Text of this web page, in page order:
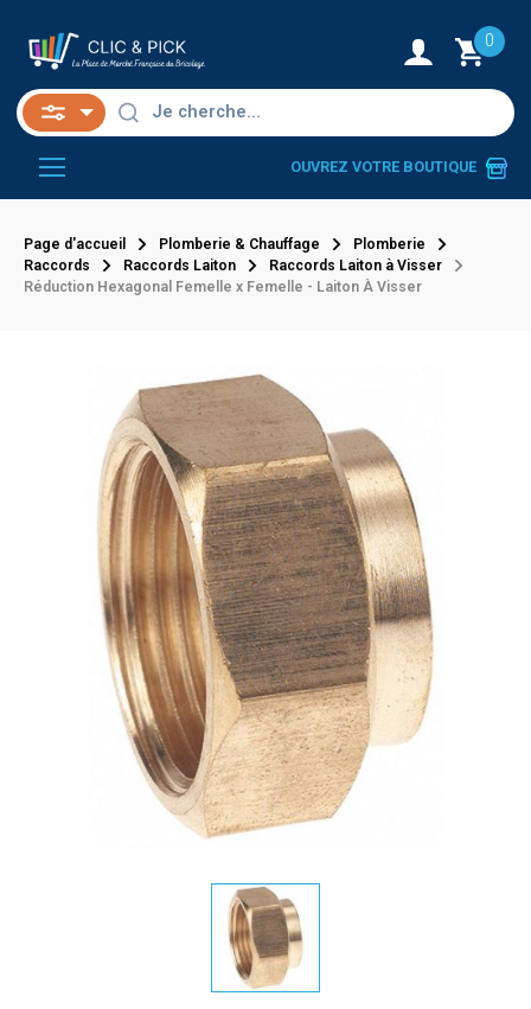
0
OUVREZ VOTRE BOUTIQUE
Page d'accueil Plomberie & Chauffage
Plomberie
Raccords
Raccords Laiton
Raccords Laiton à Visser
Réduction Hexagonal Femelle x Femelle - Laiton À Visser